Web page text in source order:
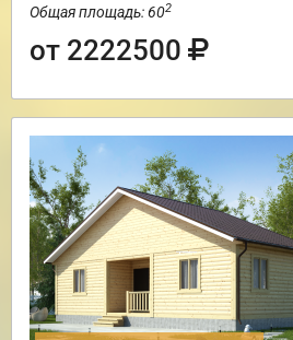
Общая площадь: 602
от 2222500